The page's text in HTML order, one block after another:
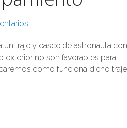
un traje y casco de astronauta con
exterior no son favorables para
como funciona dicho traje